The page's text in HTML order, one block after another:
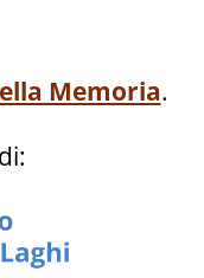
Memoria.